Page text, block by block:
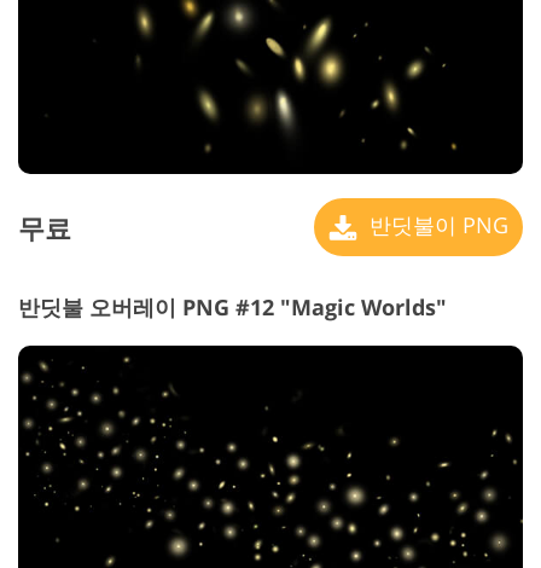
무료 반딧불이 PNG
반딧불 오버레이 PNG #12 "Magic Worlds"